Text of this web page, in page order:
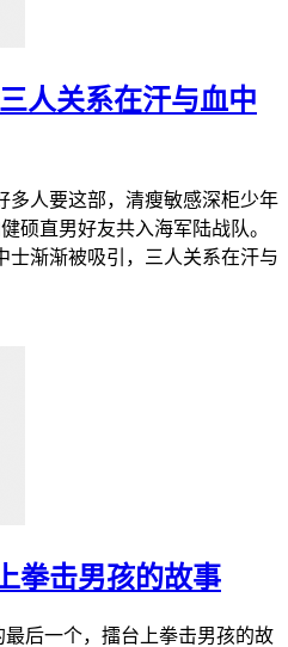
人关系在汗与血中
多人要这部，清瘦敏感深柜少年
硕直男好友共入海军陆战队。
士渐渐被吸引，三人关系在汗与
拳击男孩的故事
最后一个，擂台上拳击男孩的故